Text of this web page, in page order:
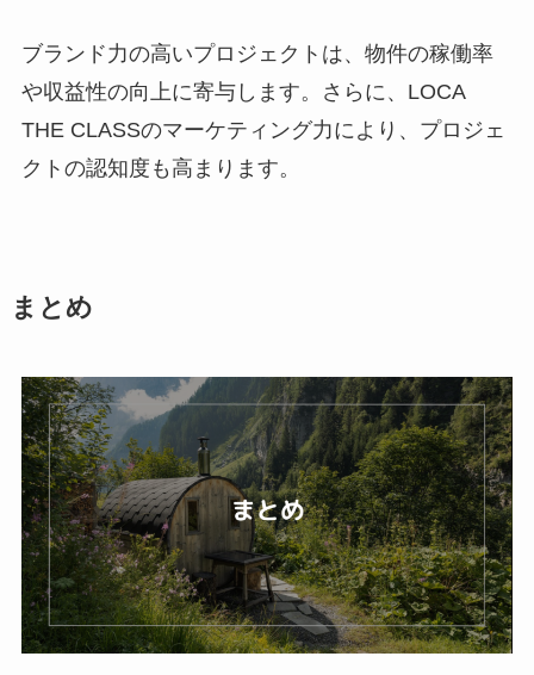
ブランド力の高いプロジェクトは、物件の稼働率
や収益性の向上に寄与します。さらに、LOCA
THE CLASSのマーケティング力により、プロジェ
クトの認知度も高まります。
まとめ